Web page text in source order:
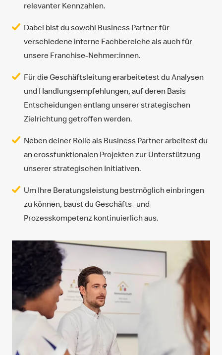
relevanter Kennzahlen.
Dabei bist du sowohl Business Partner für
verschiedene interne Fachbereiche als auch für
unsere Franchise-Nehmer:innen.
Für die Geschäftsleitung erarbeitetest du Analysen
und Handlungsempfehlungen, auf deren Basis
Entscheidungen entlang unserer strategischen
Zielrichtung getroffen werden.
Neben deiner Rolle als Business Partner arbeitest du
an crossfunktionalen Projekten zur Unterstützung
unserer strategischen Initiativen.
Um Ihre Beratungsleistung bestmöglich einbringen
zu können, baust du Geschäfts- und
Prozesskompetenz kontinuierlich aus.